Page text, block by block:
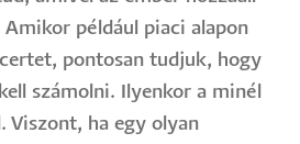
például piaci alapon
pontosan tudjuk, hogy
számolni. Ilyenkor a minél
Viszont, ha egy olyan